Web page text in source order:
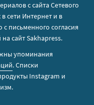
с сайта Сетевого
сети Интернет и в
с письменного согласия
сайт Sakhapress.
упоминания
. Списки
Instagram и